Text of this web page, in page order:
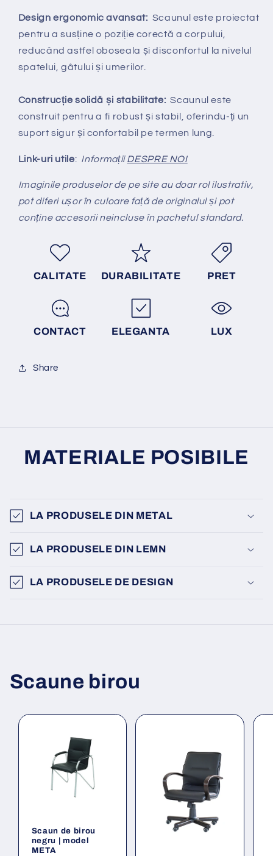
Design ergonomic avansat: Scaunul este proiectat
pentru a susține o poziție corectă a corpului,
reducând astfel oboseala și disconfortul la nivelul
spatelui, gâtului și umerilor.
Construcție solidă și stabilitate:Scaunul este
construit pentru a fi robust și stabil, oferindu-ți un
suport sigur și confortabil pe termen lung.
Link-uri utile: InformațiiDESPRE NOI
Imaginile produselor de pe site au doar rol ilustrativ,
pot diferi ușor în culoare față de originalul și pot
conține accesorii neincluse în pachetul standard.
CALITATE DURABILITATE PRET
CONTACT ELEGANTA LUX
Share
MATERIALE POSIBILE
LA PRODUSELE DIN METAL
LA PRODUSELE DIN LEMN
LA PRODUSELE DE DESIGN
Scaune birou
Scaun de birou
negru | model
META